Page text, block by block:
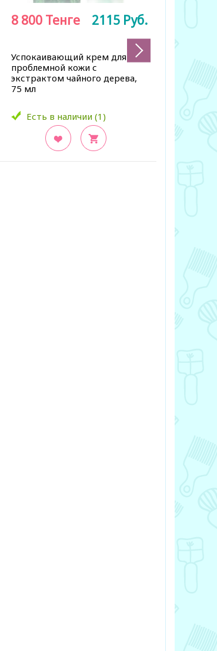
Успокаивающий крем для
проблемной кожи с
экстрактом чайного дерева,
75 мл
Есть в наличии (1)
8 800 Тенге 2115 Руб.